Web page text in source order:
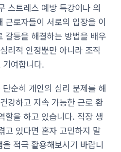
스트레스 예방 특강이나 의
근로자들이 서로의 입장을 이
갈등을 해결하는 방법을 배우
리적 안정뿐만 아니라 조직
여합니다.
순히 개인의 심리 문제를 해
강하고 지속 가능한 근로 환
할을 하고 있습니다. 직장 생
고 있다면 혼자 고민하지 말
적극 활용해보시기 바랍니